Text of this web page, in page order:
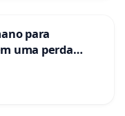
para
uma perda